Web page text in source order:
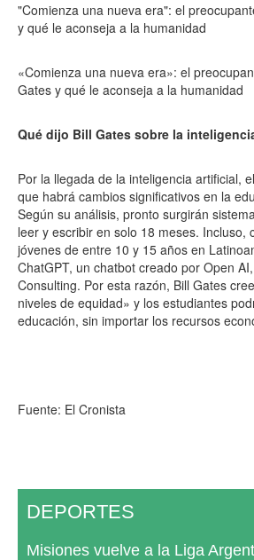
"Comienza una nueva era": el
y qué le aconseja a la humanidad
«Comienza una nueva era»: el
Gates y qué le aconseja a la humanidad
Qué dijo Bill Gates sobre la
Por la llegada de la inteligencia artificial,
que habrá cambios significativos en la
Según su análisis, pronto surgirán
leer y escribir en solo 18 meses. Incluso,
jóvenes de entre 10 y 15 años en
ChatGPT, un chatbot creado por Open
Consulting. Por esta razón, Bill Gates
niveles de equidad» y los estudiantes
educación, sin importar los recursos
Fuente: El Cronista
DEPORTES
Misiones vuelve a la Liga